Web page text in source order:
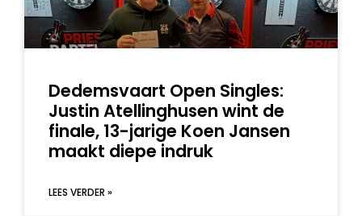
Dedemsvaart Open Singles:
Justin Atellinghusen wint de
finale, 13-jarige Koen Jansen
maakt diepe indruk
LEES VERDER »